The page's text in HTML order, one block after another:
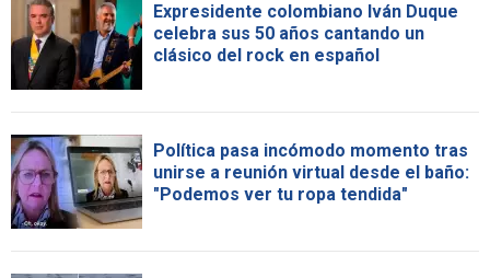
Expresidente colombiano Iván Duque
celebra sus 50 años cantando un
clásico del rock en español
Política pasa incómodo momento tras
unirse a reunión virtual desde el baño:
"Podemos ver tu ropa tendida"